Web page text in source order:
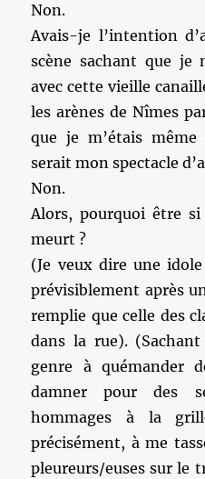
Non.
Avais-je l’intention
scène sachant que je
avec cette vieille
les arènes de Nîmes
que je m’étais
serait mon spectacle
Non.
Alors, pourquoi être
meurt ?
(Je veux dire une
prévisiblement après
remplie que celle des
dans la rue).
genre à quémander
damner pour des
hommages à la
précisément, à me
pleureurs/euses sur le